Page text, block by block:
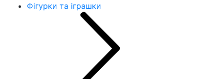
Фігурки та іграшки